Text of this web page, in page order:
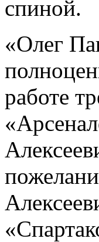
спиной.
«Олег
работе